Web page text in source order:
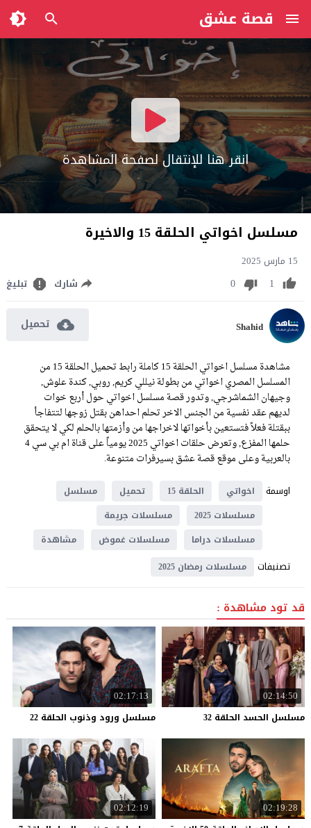
قصة عشق
انقر هنا للإنتقال لصفحة المشاهدة
مسلسل اخواتي الحلقة 15 والاخيرة
15 مارس 2025
1
0 شارك تبليغ
Shahid تحميل
مشاهدة مسلسل اخواتي الحلقة 15 كاملة رابط تحميل الحلقة 15 من
المسلسل المصري اخواتي من بطولة نيللي كريم, روبي, كندة علوش,
وجيهان الشماشرجي, وتدور قصة مسلسل اخواتي حول أربع خوات
لديهم عقد نفسية من الجنس الاخر تحلم احداهن بقتل زوجها لتتفاجأ
ببقتلة فعلاً فتستعين بأخواتها لاخراجها من وأزمتها بالحلم لكي لا يتحقق
حلمها المفزع, وتعرض حلقات اخواتي 2025 يومياً على قناة ام بي سي 4
بالعربية وعلى موقع قصة عشق بسيرفرات متنوعة.
اوسمة
اخواتي الحلقة 15 تحميل
مسلسل
مسلسلات 2025
مسلسلات جريمة
مسلسلات دراما
مسلسلات غموض مشاهدة
تصنيفات مسلسلات رمضان 2025
قد تود مشاهدة :
02:14:50
مسلسل الحسد الحلقة 32
02:17:13
مسلسل ورود وذنوب الحلقة 22
02:19:28
02:12:19